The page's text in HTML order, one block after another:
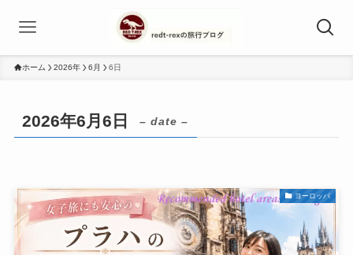
ホーム 2026年 6月 6日
2026年6月6日 – date –
ヨーロッパ